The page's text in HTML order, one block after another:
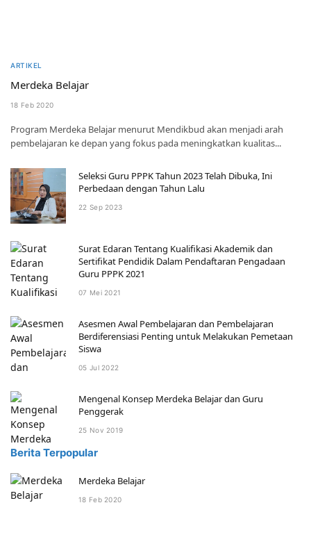
ARTIKEL
Merdeka Belajar
18 Feb 2020
Program Merdeka Belajar menurut Mendikbud akan menjadi arah
pembelajaran ke depan yang fokus pada meningkatkan kualitas...
Seleksi Guru PPPK Tahun 2023 Telah Dibuka, Ini
Perbedaan dengan Tahun Lalu
22 Sep 2023
Surat Edaran Tentang Kualifikasi Akademik dan
Sertifikat Pendidik Dalam Pendaftaran Pengadaan
Guru PPPK 2021
07 Mei 2021
Asesmen Awal Pembelajaran dan Pembelajaran
Berdiferensiasi Penting untuk Melakukan Pemetaan
Siswa
05 Jul 2022
Mengenal Konsep Merdeka Belajar dan Guru
Penggerak
25 Nov 2019
Berita Terpopular
Merdeka Belajar
18 Feb 2020